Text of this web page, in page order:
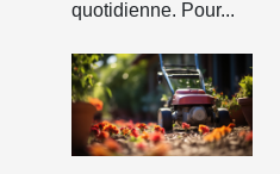
quotidienne. Pour...